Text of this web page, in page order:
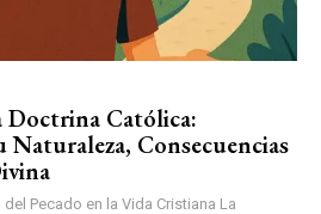
Doctrina Católica:
Naturaleza, Consecuencias
Pecado en la Vida Cristiana La